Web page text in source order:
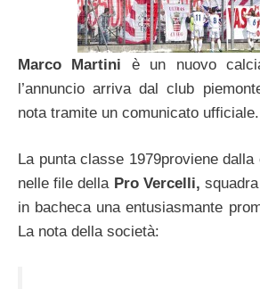
Marco Martini è un nuovo
l’annuncio arriva dal club
nota tramite un comunicato ufficiale.
La punta classe 1979proviene
nelle file della Pro Vercelli,
in bacheca una entusiasmante
La nota della società: